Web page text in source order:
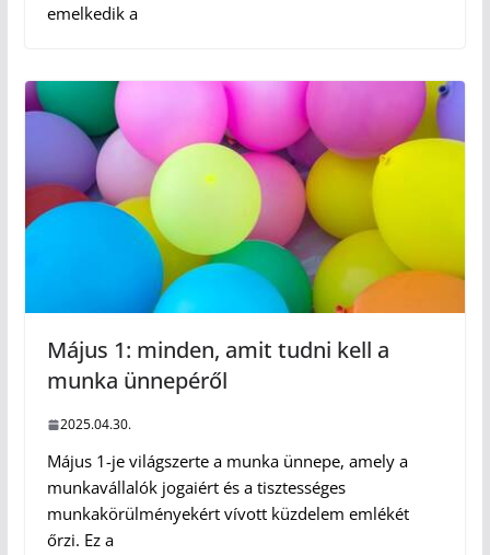
emelkedik a
Május 1: minden, amit tudni kell a
munka ünnepéről
2025.04.30.
Május 1-je világszerte a munka ünnepe, amely a
munkavállalók jogaiért és a tisztességes
munkakörülményekért vívott küzdelem emlékét
őrzi. Ez a